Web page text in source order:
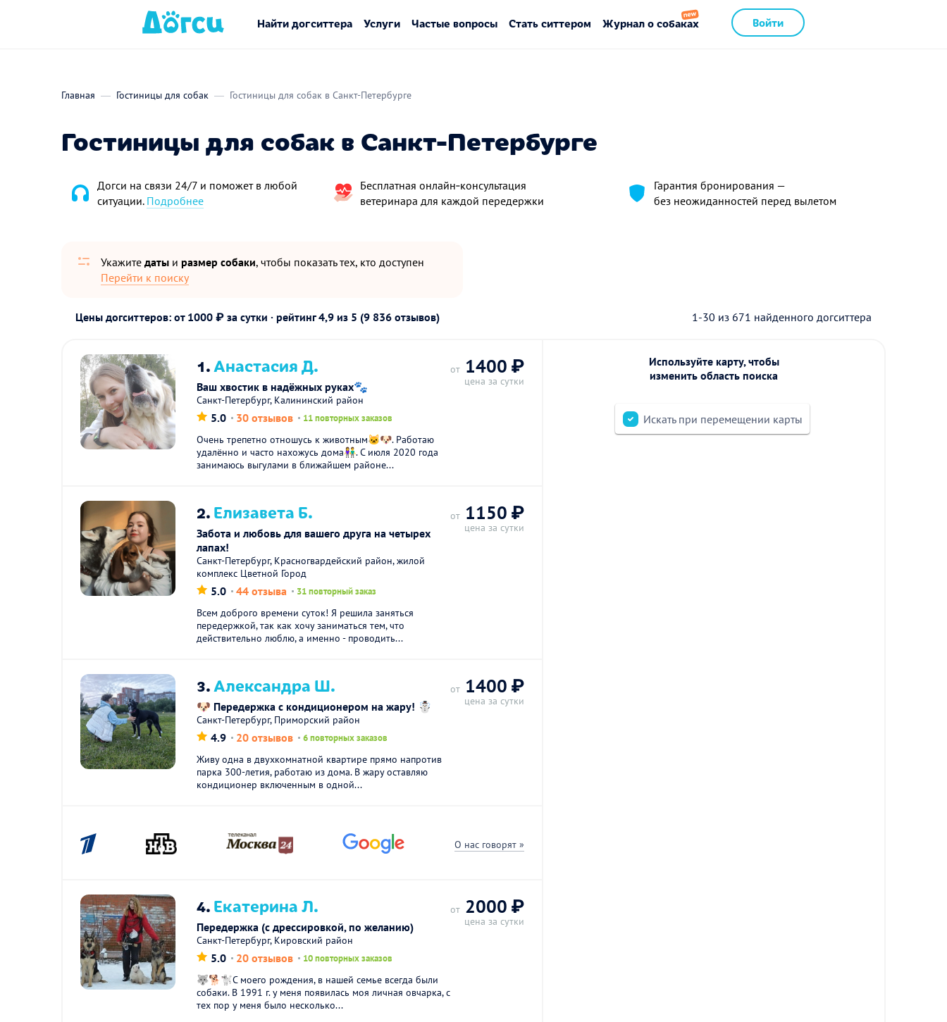
Войти
Найти догситтера Услуги Частые вопросы Стать ситтером Журнал о собаках
Главная Гостиницы для собак Гостиницы для собак в Санкт-Петербурге
Гостиницы для собак в Санкт-Петербурге
Догси на связи 24/7 и поможет в любой
ситуации. Подробнее
Бесплатная онлайн‑консультация
ветеринара для каждой передержки
Гарантия бронирования —
без неожиданностей перед вылетом
Укажите даты и размер собаки, чтобы показать тех, кто доступен
Перейти к поиску
Цены догситтеров: от 1000 ₽ за сутки · рейтинг4,9 из 5 (9 836 отзывов) 1-30 из 671 найденного догситтера
1.Анастасия Д.
Ваш хвостик в надëжных руках🐾
Санкт-Петербург, Калининский район
5.0 30 отзывов 11 повторных заказов
Очень трепетно отношусь к животным🐱🐶. Работаю
удалённо и часто нахожусь дома👫. С июля 2020 года
занимаюсь выгулами в ближайшем районе...
от 1400 ₽
цена за сутки
2.Елизавета Б.
Забота и любовь для вашего друга на четырех
лапах!
Санкт-Петербург, Красногвардейский район, жилой
комплекс Цветной Город
5.0 44 отзыва 31 повторный заказ
Всем доброго времени суток! Я решила заняться
передержкой, так как хочу заниматься тем, что
действительно люблю, а именно - проводить...
от 1150 ₽
цена за сутки
3.Александра Ш.
🐶 Передержка с кондиционером на жару! ☃️
Санкт-Петербург, Приморский район
4.9 20 отзывов 6 повторных заказов
Живу одна в двухкомнатной квартире прямо напротив
парка 300-летия, работаю из дома. В жару оставляю
кондиционер включенным в одной...
от 1400 ₽
цена за сутки
О нас говорят »
4.Екатерина Л.
Передержка (с дрессировкой, по желанию)
Санкт-Петербург, Кировский район
5.0 20 отзывов 10 повторных заказов
🐺🐕🐩С моего рождения, в нашей семье всегда были
собаки. В 1991 г. у меня появилась моя личная овчарка, с
тех пор у меня было несколько...
от 2000 ₽
цена за сутки
Используйте карту, чтобы
изменить область поиска
Искать при перемещении карты